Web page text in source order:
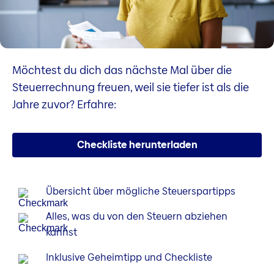
Möchtest du dich das nächste Mal über die
Steuerrechnung freuen, weil sie tiefer ist als die
Jahre zuvor? Erfahre:
Checkliste herunterladen
Übersicht über mögliche Steuerspartipps
Alles, was du von den Steuern abziehen
kannst
Inklusive Geheimtipp und Checkliste